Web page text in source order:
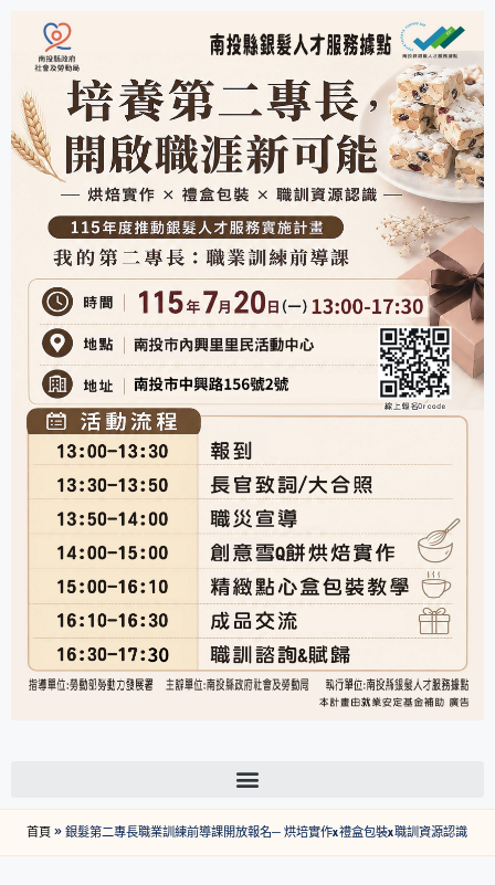
首頁»銀髮第二專長職業訓練前導課開放報名─ 烘培實作x禮盒包裝x職訓資源認識